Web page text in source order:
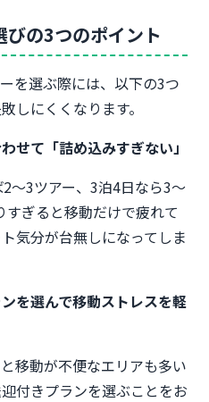
の3つのポイント
を選ぶ際には、以下の3つ
しにくくなります。
せて「詰め込みすぎない」
〜3ツアー、3泊4日なら3〜
ぎると移動だけで疲れて
気分が台無しになってしま
を選んで移動ストレスを軽
移動が不便なエリアも多い
付きプランを選ぶことをお